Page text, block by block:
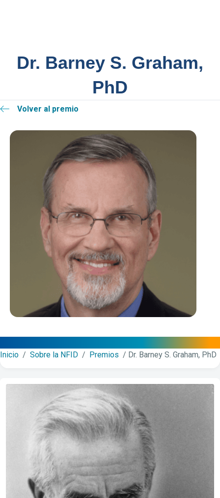
Dr. Barney S. Graham,
PhD
Volver al premio
Inicio / Sobre la NFID / Premios / Dr. Barney S. Graham, PhD